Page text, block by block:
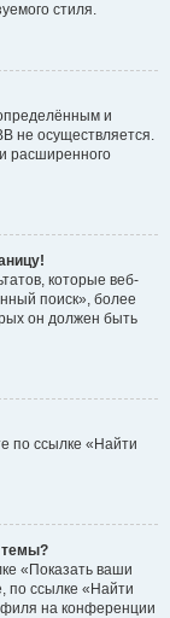
стиля.
и
не осуществляется.
расширенного
которые веб-
поиск», более
он должен быть
по ссылке «Найти
темы?
«Показать ваши
по ссылке «Найти
на конференции